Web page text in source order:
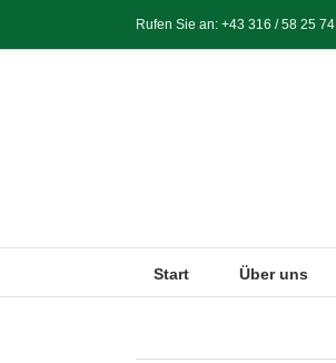
springen
Rufen Sie an: +43 316 / 58 25 74
Start Über uns